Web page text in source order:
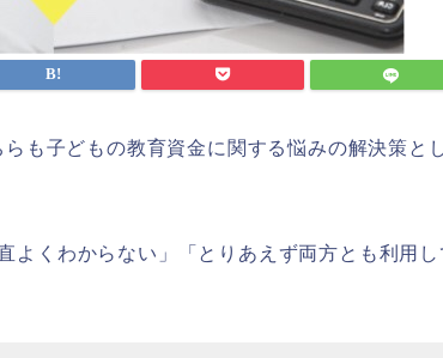
も子どもの教育資金に関する悩みの解決策と
よくわからない」「とりあえず両方とも利用し